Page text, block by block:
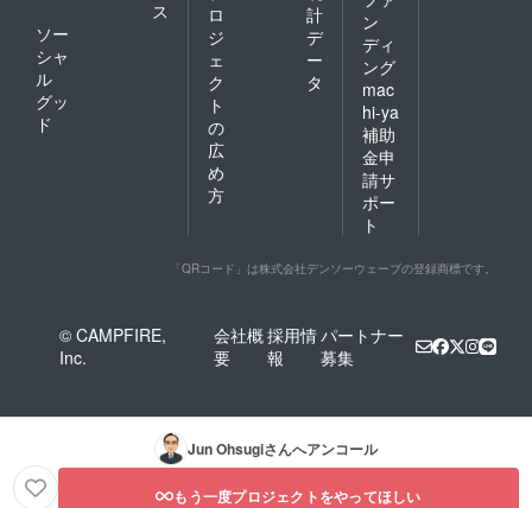
ス
ソー
シャ
ル
グッ
ド
ロ
ジ
ェ
ク
ト
の
広
め
方
計
デ
ー
タ
ン
ディ
ング
mac
hi-ya
補助
金申
請サ
ポー
ト
「QRコード」は株式会社デンソーウェーブの登録商標です。
© CAMPFIRE,
Inc.
会社概
要
採用情
報
パートナー
募集
Jun Ohsugiさんへアンコール
もう一度プロジェクトをやってほしい